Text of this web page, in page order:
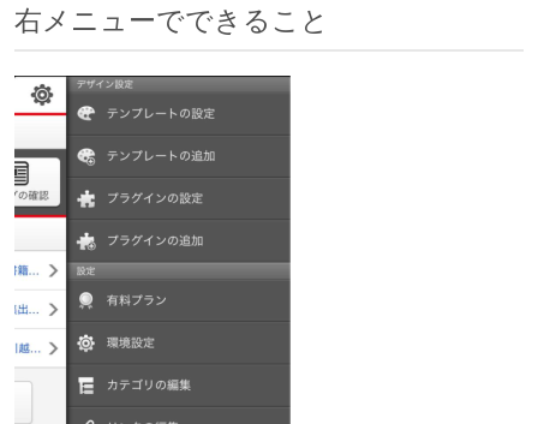
右メニューでできること